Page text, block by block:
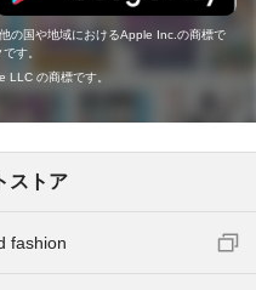
の国や地域におけるApple Inc.の商標で
す。
の商標です。
ストア
fashion